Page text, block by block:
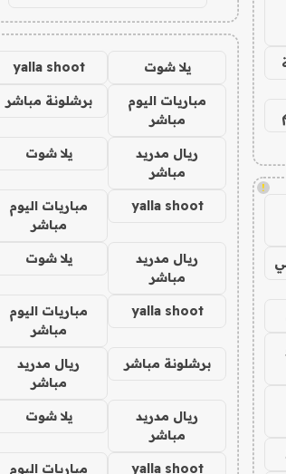
!
يلا شوت yalla shoot
مباريات اليوم
مباشر
برشلونة مباشر
ريال مدريد
مباشر
يلا شوت
yalla shoot
مباريات اليوم
مباشر
ريال مدريد
مباشر
يلا شوت
yalla shoot
مباريات اليوم
مباشر
برشلونة مباشر
ريال مدريد
مباشر
ريال مدريد
مباشر
يلا شوت
yalla shoot مباريات اليوم